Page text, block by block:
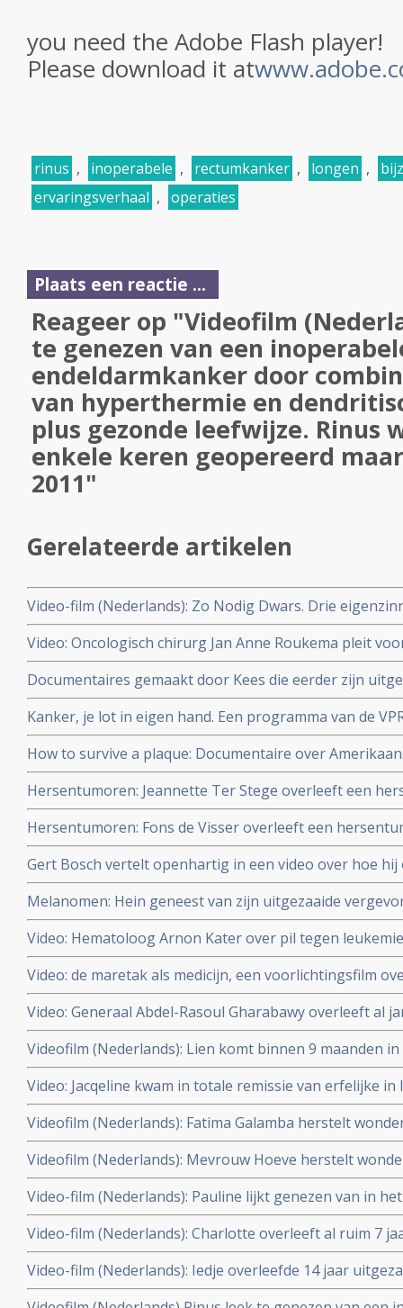
you need the Adobe Flash player!
Please download it at
rinus , inoperabele , rectumkanker , longen ,
ervaringsverhaal , operaties
Plaats een reactie ...
Reageer op "Videofilm
te genezen van een
endeldarmkanker door
van hyperthermie en
plus gezonde leefwijze. Rinus
enkele keren geopereerd
2011"
Gerelateerde artikelen
Video-film (Nederlands): Zo Nodig Dwars. Drie
genezing van kanker. copy 1
Video: Oncologisch chirurg Jan Anne Roukema pleit
patient in keuze voor doorbehandelen of stoppen.
Documentaires gemaakt door Kees die eerder zijn
zien via You Tube.
Kanker, je lot in eigen hand. Een programma van de
die omgaan met hun kanker.
How to survive a plaque: Documentaire over
de farmaceutische industrie breken en vochten voor
AIDS-patiënten
Hersentumoren: Jeannette Ter Stege overleeft een
4 door reguliere behandelingen en aanvullende
Hersentumoren: Fons de Visser overleeft een
reguliere aanpak en aanvullende middelen
Gert Bosch vertelt openhartig in een video over hoe
door combinatie van reguliere aanpak en aanvullende
behandelingen
Melanomen: Hein geneest van zijn uitgezaaide
met immuuntherapie met tumor infiltrerende T-
Video: Hematoloog Arnon Kater over pil tegen
de Wereld leert door
Video: de maretak als medicijn, een voorlichtingsfilm
maretak bij kanker
Video: Generaal Abdel-Rasoul Gharabawy overleeft al
van levercirrose veroorzaakt door hepatitus C met
en hyperthermie en krijgt goede kwaliteit van leven
Videofilm (Nederlands): Lien komt binnen 9 maanden
lever uitgezaaide hormoongevoelige borstkanker
celtherapie en hyperthermie en Houtsmullerdieet.
Video: Jacqeline kwam in totale remissie van erfelijke
uitgezaaide borstkanker door combinatie van
hyperthermie maar in lever zijn nu weer nieuwe
Videofilm (Nederlands): Fatima Galamba herstelt
recidief en in de botten uitgezaaide borstkanker
celtherapie en hyperthermie en femara plus Zometa.
Videofilm (Nederlands): Mevrouw Hoeve herstelt
uitgezaaide borstkanker (graad IV) met dendritische
femara plus Zometa. Bekijk hier haar ontroerende
Video-film (Nederlands): Pauline lijkt genezen van in
borstkanker (graad IV) met een levensverwachting van
door een combinatie behandeling van hyperthermie en
Video-film (Nederlands): Charlotte overleeft al ruim 7
borstkanker stadium IIIB met naast chemo
hyperthermie en dendritische celtherapie en Herceptin.
Video-film (Nederlands): Iedje overleefde 14 jaar
bewuste keuze voor een niet toxische aanpak